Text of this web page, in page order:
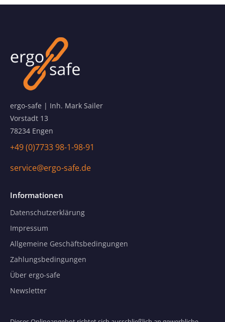
ergo-safe | Inh. Mark Sailer
Vorstadt 13
78234 Engen
+49 (0)7733 98-1-98-91
service@ergo-safe.de
Informationen
Datenschutzerklärung
Impressum
Allgemeine Geschäftsbedingungen
Zahlungsbedingungen
Über ergo-safe
Newsletter